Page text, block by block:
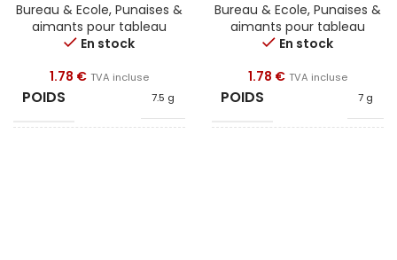
Bureau & Ecole, Punaises &
aimants pour tableau
En stock
1.78 € TVA incluse
POIDS 7.5 g
Bureau & Ecole, Punaises &
aimants pour tableau
En stock
1.78 € TVA incluse
POIDS 7 g